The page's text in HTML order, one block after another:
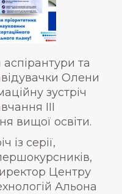
та
Олени
зустріч
ІІІ
вищої освіти.
із серії,
Центру
Альона